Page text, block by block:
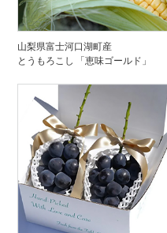
山梨県富士河口湖町産
とうもろこし 「恵味ゴールド」